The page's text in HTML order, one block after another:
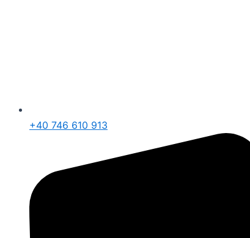
+40 746 610 913